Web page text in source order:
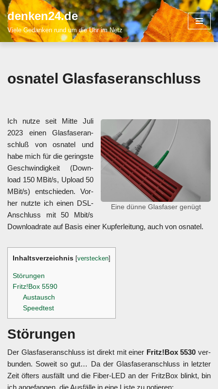
Zum
Inhalt
denken24.de
Viele Gedanken rund um die Uhr im Netz
osna­tel Glas­fa­ser­an­schluss
Eine dün­ne Glas­fa­ser genügt
Ich nut­ze seit Mit­te Juli
2023 einen Glas­fa­ser­an­
schluß von osna­tel und
habe mich für die gerings­te
Geschwin­dig­keit (Down­
load 150 MBit/s, Upload 50
MBit/s) ent­schie­den. Vor­
her nutz­te ich einen DSL-
Anschluss mit 50 Mbit/s
Down­load­ra­te auf Basis einer Kup­fer­lei­tung, auch von osna­tel.
Inhalts­ver­zeich­nis [verstecken]
Stö­run­gen
Fritz!Box 5590
Aus­tausch
Speed­test
Stö­run­gen
Der Glas­fa­ser­an­schluss ist direkt mit einer Fritz!Box 5530 ver­
bun­den. Soweit so gut… Da der Glas­fa­ser­an­schluss in letz­ter
Zeit öfters aus­fällt und die Fiber-LED an der Fritz­Box blinkt, bin
ich ange­fan­gen, die Aus­fäl­le in eine Lis­te zu notie­ren: